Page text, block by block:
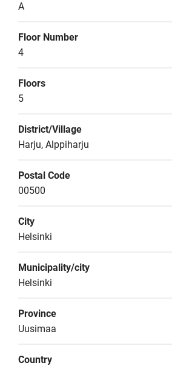
A
Floor Number
4
Floors
5
District/Village
Harju, Alppiharju
Postal Code
00500
City
Helsinki
Municipality/city
Helsinki
Province
Uusimaa
Country